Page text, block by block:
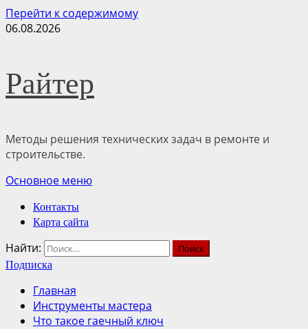
Перейти к содержимому
06.08.2026
Райтер
Методы решения технических задач в ремонте и
строительстве.
Основное меню
Контакты
Карта сайта
Найти:
Подписка
Главная
Инструменты мастера
Что такое гаечный ключ